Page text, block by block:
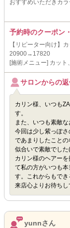
おすすめいただきカ
予約時のクーポン
【リピーター向け】
20900→17820
[施術メニュー] カット
サロンからの
カリン様、いつも
す。
また、いつも素敵
今回は少し紫っぽ
であまりしたこと
似合いで素敵でした
カリン様のヘアー
て私の方がいつも
す。これからもで
来店心よりお待ち
yunnさん